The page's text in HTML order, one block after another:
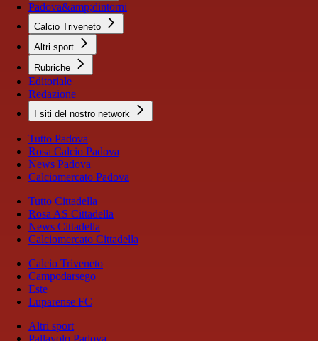
Padova&amp;dintorni
Calcio Triveneto
Altri sport
Rubriche
Editoriale
Redazione
I siti del nostro network
Tutto Padova
Rosa Calcio Padova
News Padova
Calciomercato Padova
Tutto Cittadella
Rosa AS Cittadella
News Cittadella
Calciomercato Cittadella
Calcio Triveneto
Campodarsego
Este
Luparense FC
Altri sport
Pallavolo Padova